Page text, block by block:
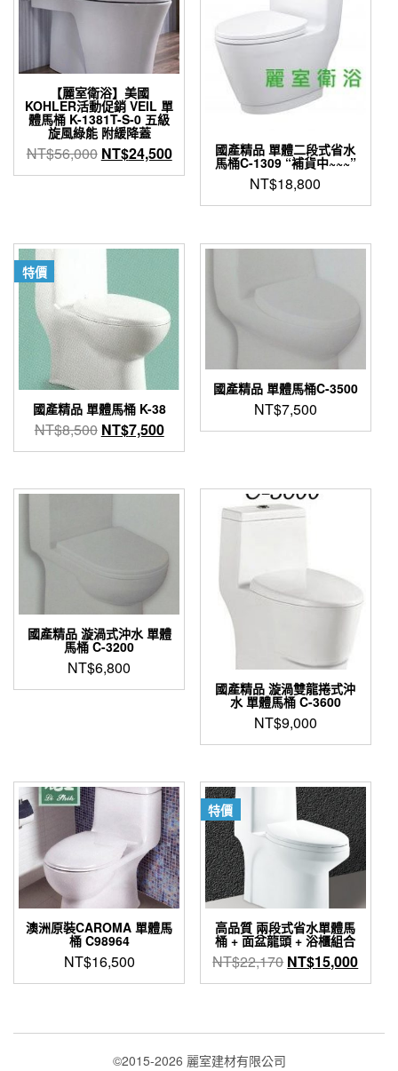
【麗室衛浴】美國
KOHLER活動促銷 VEIL 單
體馬桶 K-1381T-S-0 五級
旋風綠能 附緩降蓋
NT$56,000 原
始
NT$24,500目
前
國產精品 單體二段式省水
馬桶C-1309 “補貨中~~~”
NT$18,800
特價
國產精品 單體馬桶 K-38
NT$8,500 原
始
格：
NT$7,500目
前
格：
NT$7,500。
國產精品 單體馬桶C-3500
NT$7,500
國產精品 漩渦式沖水 單體
馬桶 C-3200
NT$6,800
國產精品 漩渦雙龍捲式沖
水 單體馬桶 C-3600
NT$9,000
澳洲原裝CAROMA 單體馬
桶 C98964
NT$16,500
特價
高品質 兩段式省水單體馬
桶 + 面盆龍頭 + 浴櫃組合
NT$22,170 原
始
NT$22,170。
NT$15,000目
前
©2015-2026 麗室建材有限公司